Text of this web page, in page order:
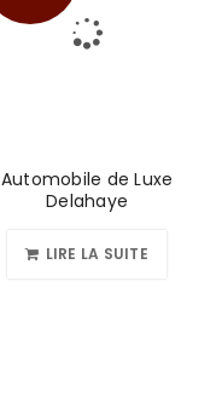
Automobile de Luxe
Delahaye
LIRE LA SUITE